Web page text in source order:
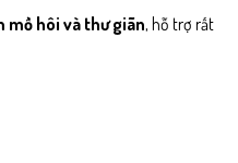
mồ hôi và thư giãn, hỗ trợ rất